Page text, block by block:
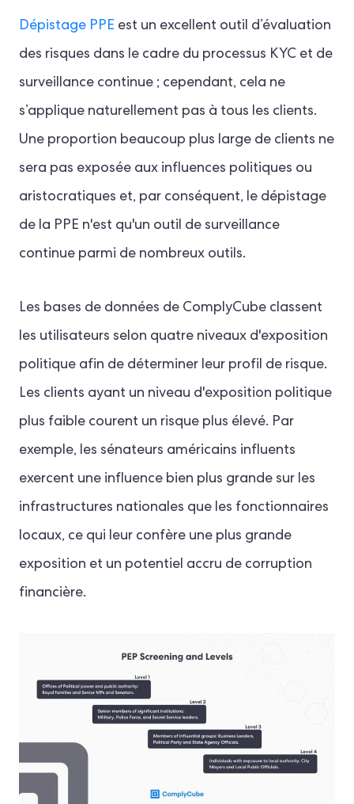
Dépistage PPE est un excellent outil d’évaluation
des risques dans le cadre du processus KYC et de
surveillance continue ; cependant, cela ne
s’applique naturellement pas à tous les clients.
Une proportion beaucoup plus large de clients ne
sera pas exposée aux influences politiques ou
aristocratiques et, par conséquent, le dépistage
de la PPE n'est qu'un outil de surveillance
continue parmi de nombreux outils.
Les bases de données de ComplyCube classent
les utilisateurs selon quatre niveaux d'exposition
politique afin de déterminer leur profil de risque.
Les clients ayant un niveau d'exposition politique
plus faible courent un risque plus élevé. Par
exemple, les sénateurs américains influents
exercent une influence bien plus grande sur les
infrastructures nationales que les fonctionnaires
locaux, ce qui leur confère une plus grande
exposition et un potentiel accru de corruption
financière.